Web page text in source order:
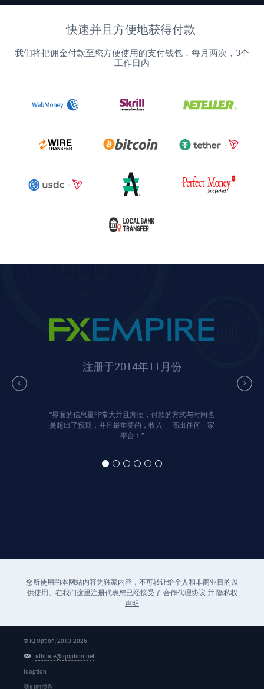
快速并且方便地获得付款
我们将把佣金付款至您方便使用的支付钱包，每月两次，3个
工作日内
注册于2014年11月份
“界面的信息量非常大并且方便，付款的方式与时间也
是超出了预期，并且最重要的，收入 — 高出任何一家
平台！”
您所使用的本网站内容为独家内容，不可转让给个人和非商业目的以
供使用。在我们这里注册代表您已经接受了 合作代理协议 并 隐私权
声明
© IQ Option, 2013-2026
affiliate@iqoption.net
iqoption
我们的博客